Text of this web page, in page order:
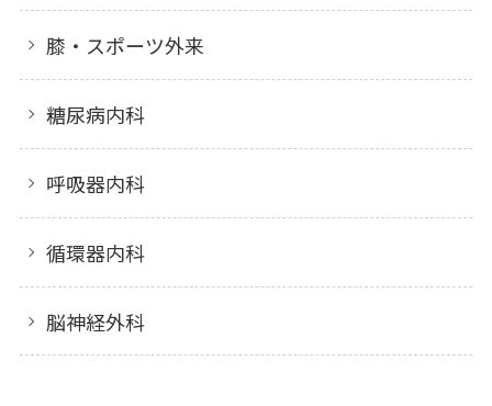
膝・スポーツ外来
糖尿病内科
呼吸器内科
循環器内科
脳神経外科